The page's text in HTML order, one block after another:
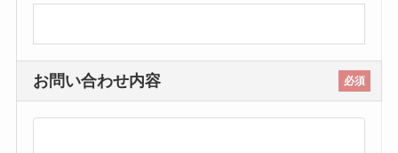
必須
お問い合わせ内容